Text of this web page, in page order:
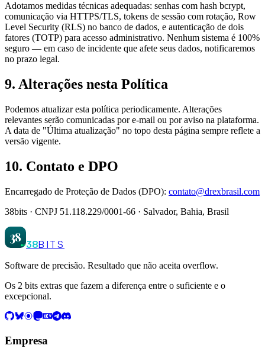
Adotamos medidas técnicas adequadas: senhas com hash bcrypt,
comunicação via HTTPS/TLS, tokens de sessão com rotação, Row
Level Security (RLS) no banco de dados, e autenticação de dois
fatores (TOTP) para acesso administrativo. Nenhum sistema é 100%
seguro — em caso de incidente que afete seus dados, notificaremos
no prazo legal.
9. Alterações nesta Política
Podemos atualizar esta política periodicamente. Alterações
relevantes serão comunicadas por e-mail ou por aviso na plataforma.
A data de "Última atualização" no topo desta página sempre reflete a
versão vigente.
10. Contato e DPO
Encarregado de Proteção de Dados (DPO): contato@drexbrasil.com
38bits · CNPJ 51.118.229/0001-66 · Salvador, Bahia, Brasil
38
38BITS
Software de precisão. Resultado que não aceita overflow.
Os 2 bits extras que fazem a diferença entre o suficiente e o
excepcional.
Empresa